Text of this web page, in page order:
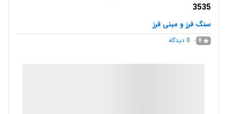
3535
سنگ فرز و مینی فرز
0
0 دیدگاه